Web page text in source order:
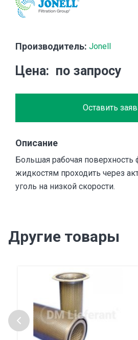
Производитель: Jonell
Цена по запросу
Оставить
Описание
Большая рабочая поверхность
жидкостям проходить через
уголь на низкой скорости.
Другие товары